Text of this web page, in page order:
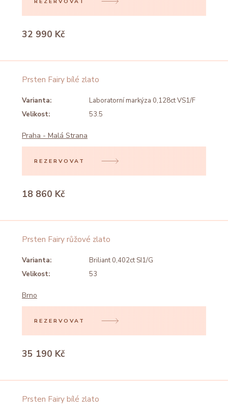
32 990 Kč
Prsten Fairy bílé zlato
Varianta:
Laboratorní markýza 0,128ct VS1/F
Velikost:
53.5
Praha - Malá Strana
REZERVOVAT
18 860 Kč
Prsten Fairy růžové zlato
Varianta:
Briliant 0,402ct SI1/G
Velikost:
53
Brno
REZERVOVAT
35 190 Kč
Prsten Fairy bílé zlato